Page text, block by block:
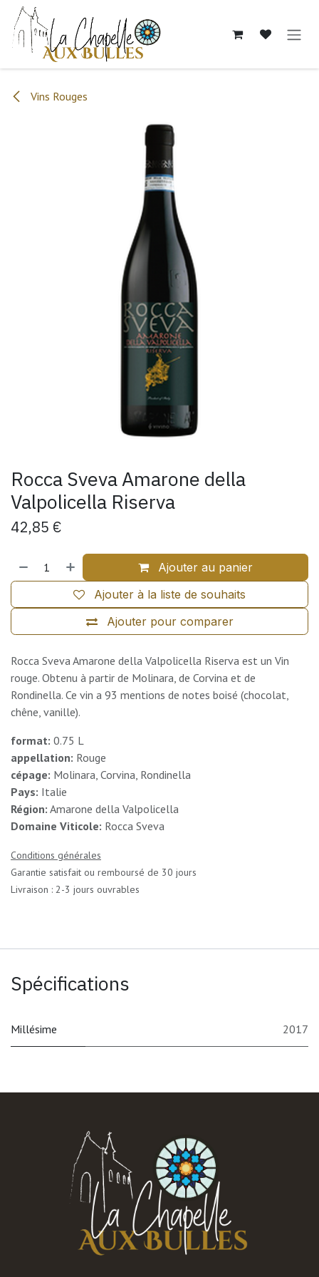
Se rendre au contenu
Vins Rouges
Rocca Sveva Amarone della
Valpolicella Riserva
42,85 €
Ajouter au panier
Ajouter pour comparer
Ajouter à la liste de souhaits
Rocca Sveva Amarone della Valpolicella Riserva est un Vin
rouge. Obtenu à partir de Molinara, de Corvina et de
Rondinella. Ce vin a 93 mentions de notes boisé (chocolat,
chêne, vanille).
format: 0.75 L
appellation: Rouge
cépage: Molinara, Corvina, Rondinella
Pays: Italie
Région: Amarone della Valpolicella
Domaine Viticole: Rocca Sveva
Conditions générales
Garantie satisfait ou remboursé de 30 jours
Livraison : 2-3 jours ouvrables
Spécifications
Millésime 2017